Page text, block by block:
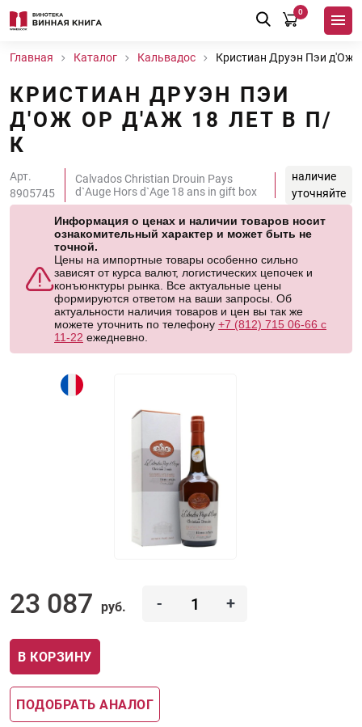
0
Главная Каталог Кальвадос Кристиан Друэн Пэи д'Ож
КРИСТИАН ДРУЭН ПЭИ
Д'ОЖ ОР Д'АЖ 18 ЛЕТ В П/
К
Арт.
8905745
Calvados Christian Drouin Pays
d`Auge Hors d`Age 18 ans in gift box
наличие
уточняйте
Информация о ценах и наличии товаров носит
ознакомительный характер и может быть не
точной.
Цены на импортные товары особенно сильно
зависят от курса валют, логистических цепочек и
конъюнктуры рынка. Все актуальные цены
формируются ответом на ваши запросы. Об
актуальности наличия товаров и цен вы так же
можете уточнить по телефону +7 (812) 715 06-66 с
11-22 ежедневно.
23 087 руб. - +
В КОРЗИНУ
ПОДОБРАТЬ АНАЛОГ